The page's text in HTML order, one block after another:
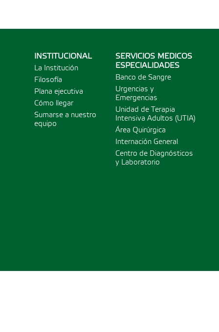
INSTITUCIONAL
La Institución
Filosofía
Plana ejecutiva
Cómo llegar
Sumarse a nuestro
equipo
SERVICIOS MÉDICOS
ESPECIALIDADES
Banco de Sangre
Urgencias y
Emergencias
Unidad de Terapia
Intensiva Adultos (UTIA)
Área Quirúrgica
Internación General
Centro de Diagnósticos
y Laboratorio